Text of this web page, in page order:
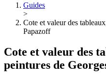
Guides
>
Cote et valeur des
Papazoff
Cote et valeur des
peintures de